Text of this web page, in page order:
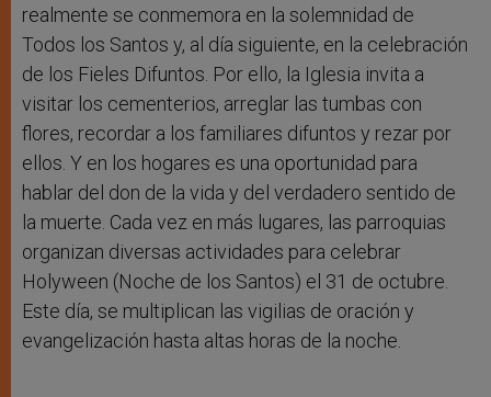
realmente se conmemora en la solemnidad de
Todos los Santos y, al día siguiente, en la celebración
de los Fieles Difuntos. Por ello, la Iglesia invita a
visitar los cementerios, arreglar las tumbas con
flores, recordar a los familiares difuntos y rezar por
ellos. Y en los hogares es una oportunidad para
hablar del don de la vida y del verdadero sentido de
la muerte. Cada vez en más lugares, las parroquias
organizan diversas actividades para celebrar
Holyween (Noche de los Santos) el 31 de octubre.
Este día, se multiplican las vigilias de oración y
evangelización hasta altas horas de la noche.